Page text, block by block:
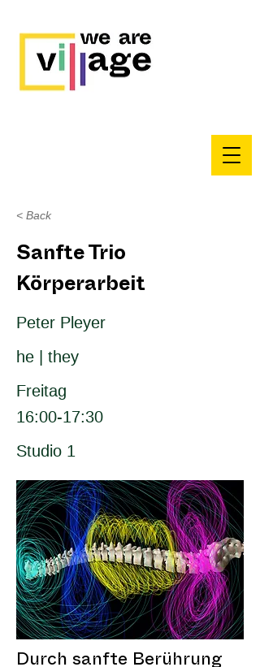
< Back
Sanfte Trio
Körperarbeit
Peter Pleyer
he | they
Freitag
16:00-17:30
Studio 1
Durch sanfte Berührung